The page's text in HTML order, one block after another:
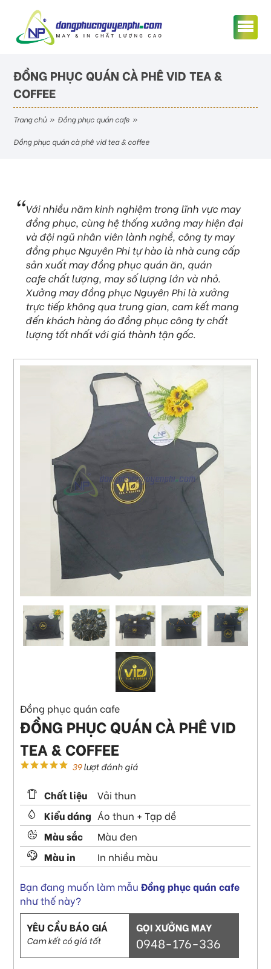
ĐỒNG PHỤC QUÁN CÀ PHÊ VID TEA &
COFFEE
trang chủ » đồng phục quán cafe »
đồng phục quán cà phê vid tea & coffee
Với nhiều năm kinh nghiệm trong lĩnh vực may
đồng phục, cùng hệ thống xưởng may hiện đại
và đội ngũ nhân viên lành nghề, công ty may
đồng phục Nguyên Phi tự hào là nhà cung cấp
sản xuất may đồng phục quán ăn, quán
cafe chất lượng, may số lượng lớn và nhỏ.
Xưởng may đồng phục Nguyên Phi là xưởng
trực tiếp không qua trung gian, cam kết mang
đến khách hàng áo đồng phục công ty chất
lượng tốt nhất với giá thành tận gốc.
Đồng phục quán cafe
ĐỒNG PHỤC QUÁN CÀ PHÊ VID
TEA & COFFEE
39lượt đánh giá
Chất liệu
Vải thun
Kiểu dáng Áo thun + Tạp dề
Màu sắc
Màu đen
Màu in
In nhiều màu
Bạn đang muốn làm mẫuĐồng phục quán cafe
như thế này?
YÊU CẦU BÁO GIÁ
Cam kết có giá tốt
GỌI XƯỞNG MAY
0948-176-336